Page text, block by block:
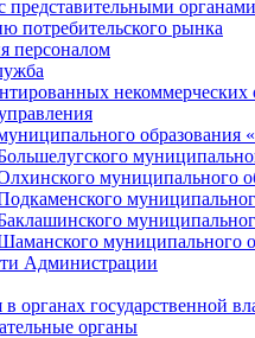
представительными органами
потребительского рынка
персоналом
некоммерческих
образования
муниципального
муниципального
Администрации
органах государственной
органы